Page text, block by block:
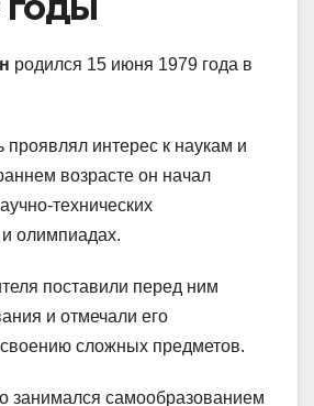
родился 15 июня 1979 года в
проявлял интерес к наукам и
возрасте он начал
технических
олимпиадах.
поставили перед ним
и отмечали его
сложных предметов.
занимался самообразованием